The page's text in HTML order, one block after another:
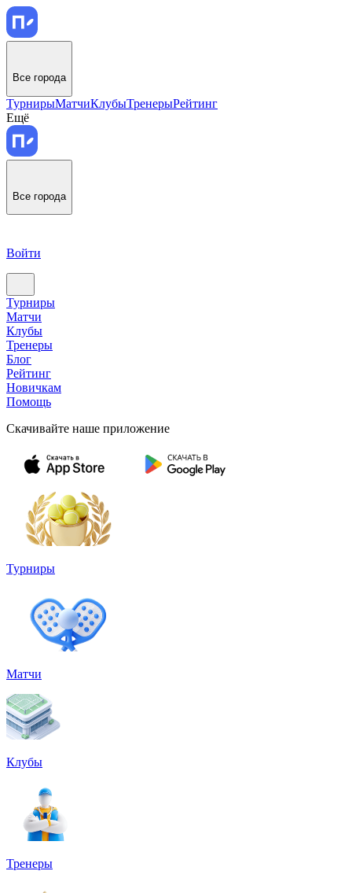
Все города
ТурнирыМатчиКлубыТренерыРейтинг
Ещё
Все города
Войти
Турниры
Матчи
Клубы
Тренеры
Блог
Рейтинг
Новичкам
Помощь
Скачивайте наше приложение
Турниры
Матчи
Клубы
Тренеры